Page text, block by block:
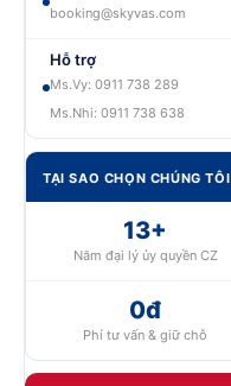
booking@skyvas.com
Hỗ trợ
Ms.Vy: 0911 738 289
Ms.Nhi: 0911 738 638
TẠI SAO CHỌN CHÚNG TÔI
13+
Năm đại lý ủy quyền CZ
0đ
Phí tư vấn & giữ chỗ